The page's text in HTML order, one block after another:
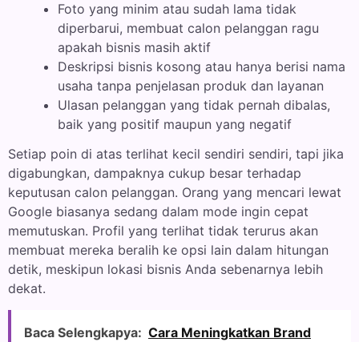
Foto yang minim atau sudah lama tidak
diperbarui, membuat calon pelanggan ragu
apakah bisnis masih aktif
Deskripsi bisnis kosong atau hanya berisi nama
usaha tanpa penjelasan produk dan layanan
Ulasan pelanggan yang tidak pernah dibalas,
baik yang positif maupun yang negatif
Setiap poin di atas terlihat kecil sendiri sendiri, tapi jika
digabungkan, dampaknya cukup besar terhadap
keputusan calon pelanggan. Orang yang mencari lewat
Google biasanya sedang dalam mode ingin cepat
memutuskan. Profil yang terlihat tidak terurus akan
membuat mereka beralih ke opsi lain dalam hitungan
detik, meskipun lokasi bisnis Anda sebenarnya lebih
dekat.
Baca Selengkapya: Cara Meningkatkan Brand